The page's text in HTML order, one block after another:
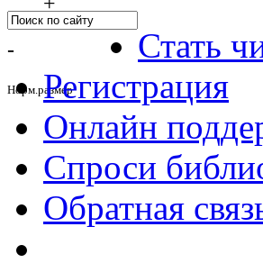
-
Норм.размер
Стать
Регистрация
Онлайн
Спроси
Обратная